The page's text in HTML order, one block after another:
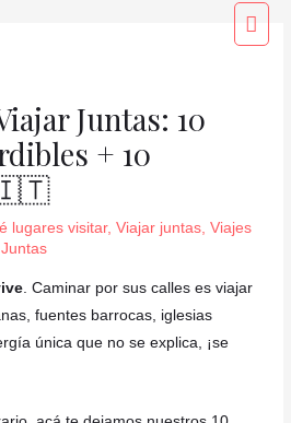
Juntas: 10
+ 10
🇮🇹
lugares visitar,Viajar juntas,Viajes
. Caminar por sus calles es viajar
fuentes barrocas, iglesias
única que no se explica, ¡se